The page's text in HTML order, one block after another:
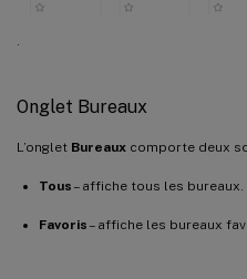
.
Onglet Bureaux
L’onglet Bureaux comporte deux
Tous– affiche tous les bureaux.
Favoris– affiche les bureaux